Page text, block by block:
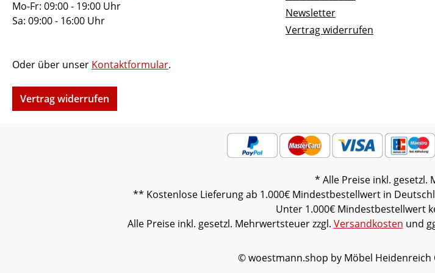
vormontiert (Restmontage kann
erforderlich sein).Farben können
auf verschiedenen Bildschirmen
Mo-Fr: 09:00 - 19:00 Uhr
Sa: 09:00 - 16:00 Uhr
Oder über unser Kontaktformular.
Vertrag widerrufen
Newsletter
Vertrag widerrufen
* Alle Preise inkl. gesetzl.
** Kostenlose Lieferung ab 1.000€ Mindestbestellwert in
Unter 1.000€ Mindestbestellwert
Alle Preise inkl. gesetzl. Mehrwertsteuer zzgl. Versandkosten und
© woestmann.shop by Möbel Heidenreich